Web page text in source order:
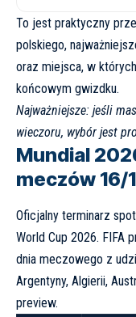
To jest praktyczny
polskiego,
oraz miejsca, w
końcowym gwizdku.
Najważniejsze: jeśli
wieczoru, wybór jest
Mundial
meczów 16/
Oficjalny terminarz
World Cup 2026. FIFA
dnia meczowego z
Argentyny, Algierii,
preview.